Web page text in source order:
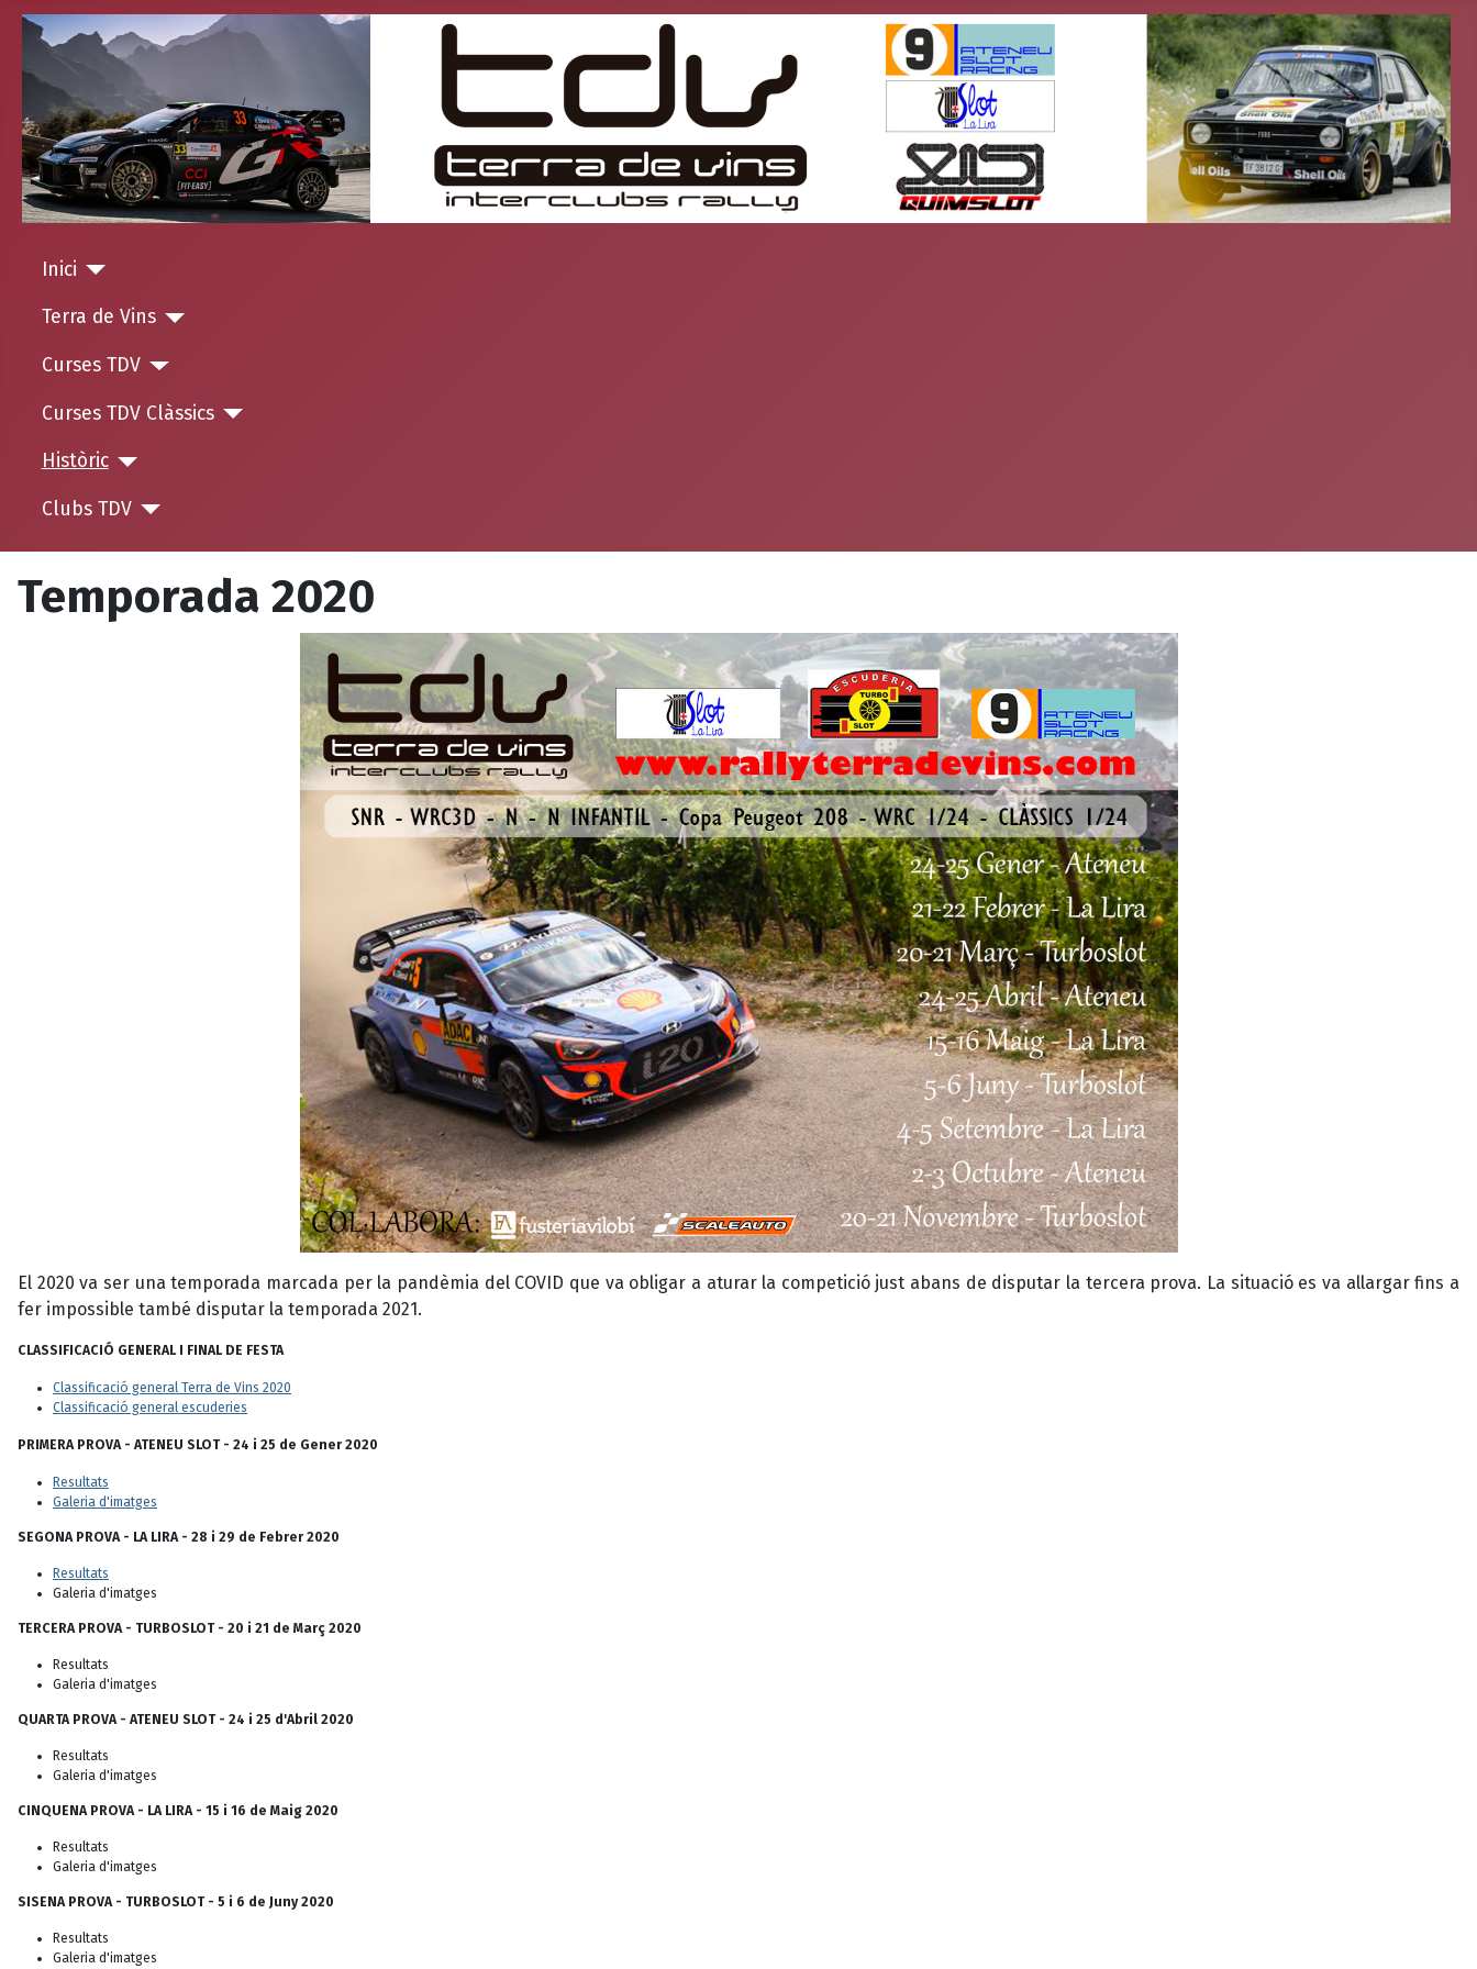
Inici
Terra de Vins
Curses TDV
Curses TDV Clàssics
Històric
Clubs TDV
Temporada 2020
El 2020 va ser una temporada marcada per la pandèmia del COVID que va obligar a aturar la competició just abans de disputar la tercera prova. La situació es va allargar fins a
fer impossible també disputar la temporada 2021.
CLASSIFICACIÓ GENERAL I FINAL DE FESTA
Classificació general Terra de Vins 2020
Classificació general escuderies
PRIMERA PROVA - ATENEU SLOT - 24 i 25 de Gener 2020
Resultats
Galeria d'imatges
SEGONA PROVA - LA LIRA - 28 i 29 de Febrer 2020
Resultats
Galeria d'imatges
TERCERA PROVA - TURBOSLOT - 20 i 21 de Març 2020
Resultats
Galeria d'imatges
QUARTA PROVA - ATENEU SLOT - 24 i 25 d'Abril 2020
Resultats
Galeria d'imatges
CINQUENA PROVA - LA LIRA - 15 i 16 de Maig 2020
Resultats
Galeria d'imatges
SISENA PROVA - TURBOSLOT - 5 i 6 de Juny 2020
Resultats
Galeria d'imatges